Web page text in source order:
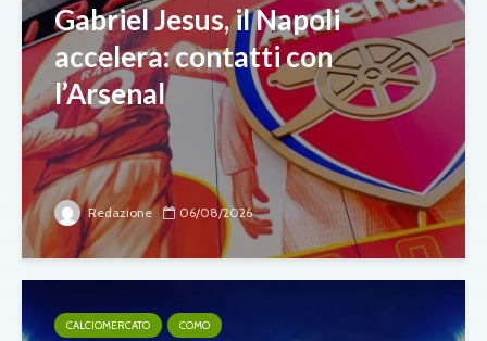
Gabriel Jesus, il Napoli
accelera: contatti con
l’Arsenal
Redazione 06/08/2026
CALCIOMERCATO COMO